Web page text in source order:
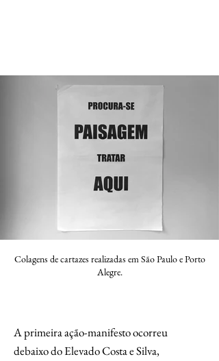
Colagens de cartazes realizadas em São Paulo e Porto
Alegre.
A primeira ação-manifesto ocorreu
debaixo do Elevado Costa e Silva,